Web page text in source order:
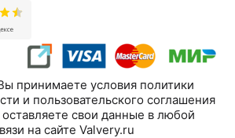
принимаете условия политики
и пользовательского соглашения
свои данные в любой
на сайте Valvery.ru